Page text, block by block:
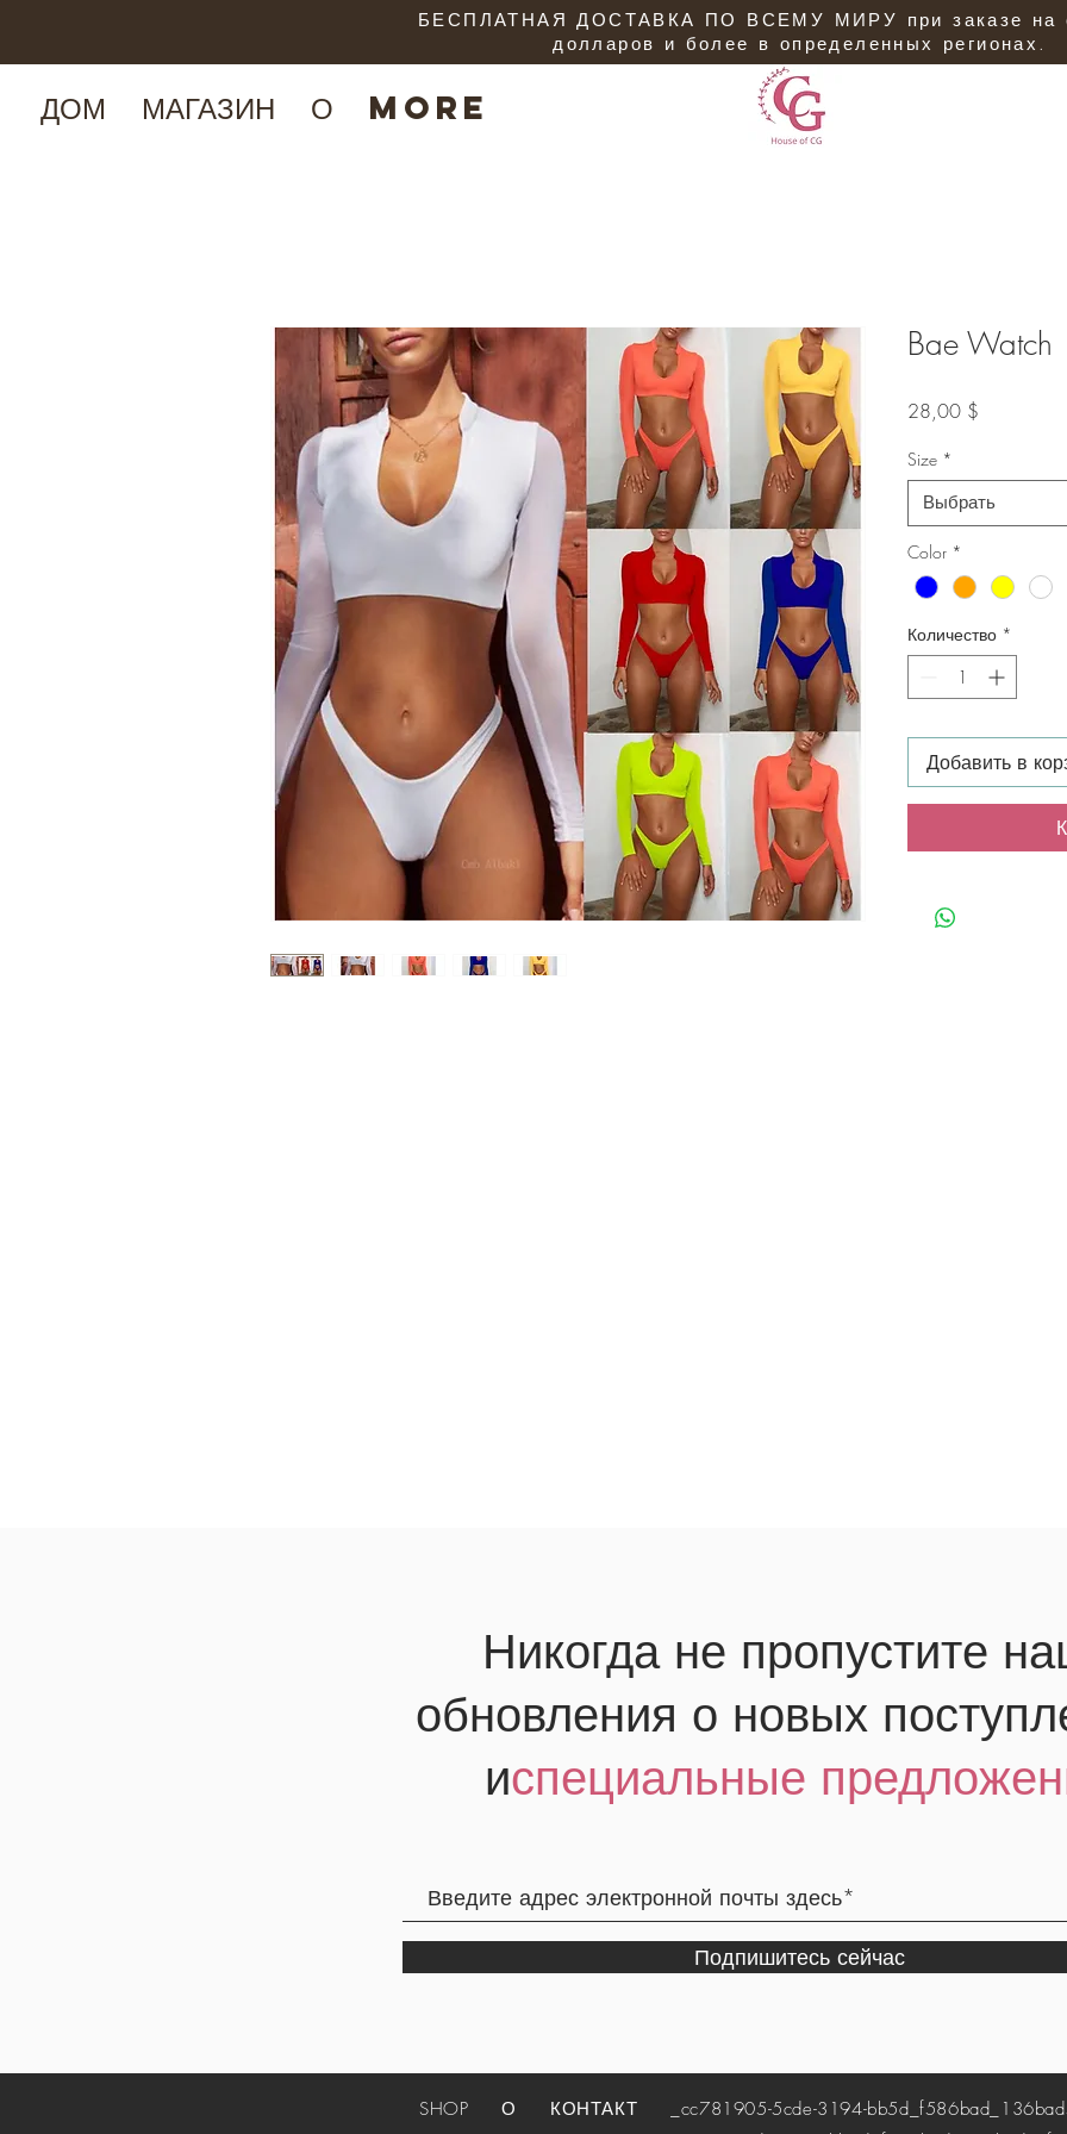
ДОМ МАГАЗИН О More
БЕСПЛАТНАЯ ДОСТАВКА ПО ВСЕМУ МИРУ при заказе на
долларов и более в определенных регионах.
Bae Watch
28,00 $
Size *
Выбрать
Color *
Количество *
Добавить в
Никогда не пропустите
обновления о новых
испециальные
Подпишитесь сейчас
SHOP О КОНТАКТ _cc781905-5cde-3194-